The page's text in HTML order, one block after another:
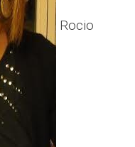
Rocio